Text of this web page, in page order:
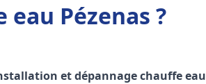
Pézenas ?
et dépannage chauffe eau